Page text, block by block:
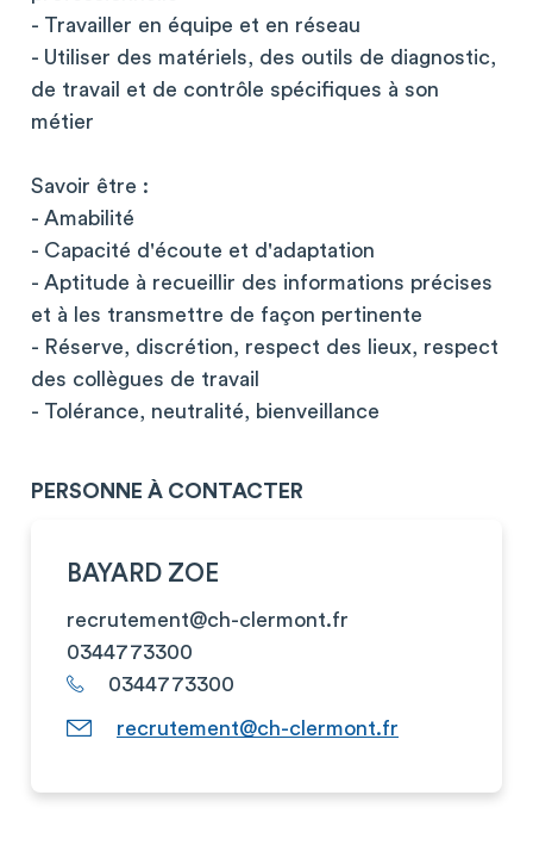
- Travailler en équipe et en réseau
- Utiliser des matériels, des outils de diagnostic,
de travail et de contrôle spécifiques à son
métier
Savoir être :
- Amabilité
- Capacité d'écoute et d'adaptation
- Aptitude à recueillir des informations précises
et à les transmettre de façon pertinente
- Réserve, discrétion, respect des lieux, respect
des collègues de travail
- Tolérance, neutralité, bienveillance
PERSONNE À CONTACTER
BAYARD ZOE
recrutement@ch-clermont.fr
0344773300
0344773300
recrutement@ch-clermont.fr